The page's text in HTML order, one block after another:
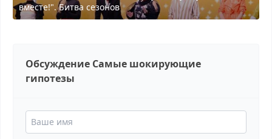
вместе!". Битва сезонов
Обсуждение Самые шокирующие
гипотезы